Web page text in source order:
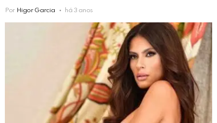
Por Higor Garcia há 3 anos